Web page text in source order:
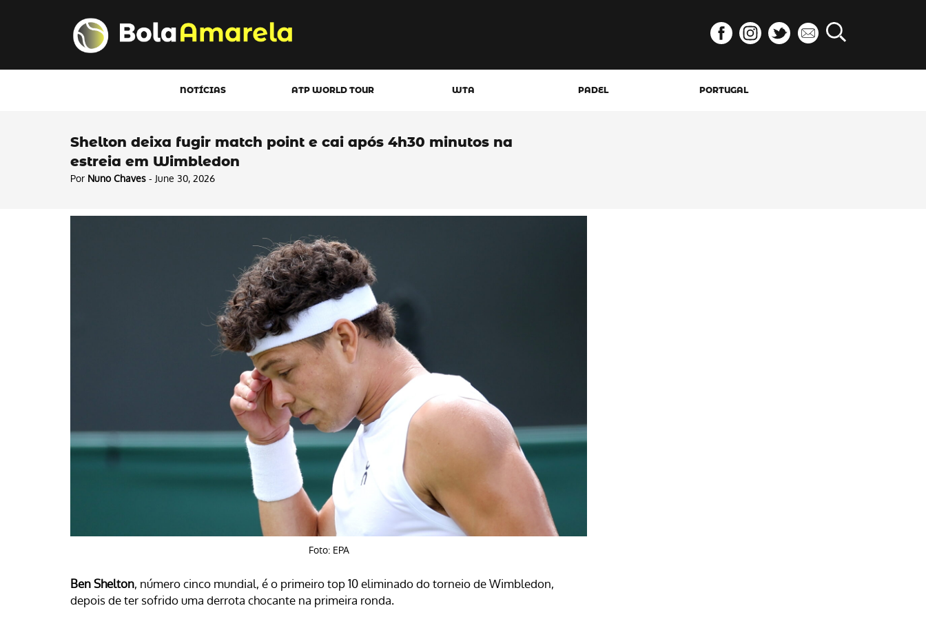
NOTÍCIAS ATP WORLD TOUR WTA PADEL PORTUGAL
Shelton deixa fugir match point e cai após 4h30 minutos na
estreia em Wimbledon
Por Nuno Chaves - June 30, 2026
Foto: EPA
Ben Shelton, número cinco mundial, é o primeiro top 10 eliminado do torneio de Wimbledon,
depois de ter sofrido uma derrota chocante na primeira ronda.